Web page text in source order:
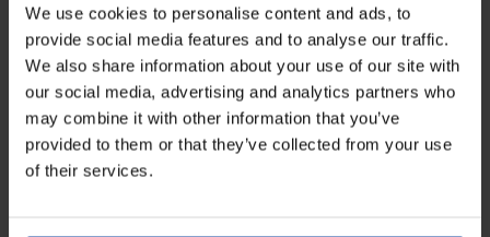
We use cookies to personalise content and ads, to
provide social media features and to analyse our traffic.
We also share information about your use of our site with
our social media, advertising and analytics partners who
may combine it with other information that you’ve
provided to them or that they’ve collected from your use
of their services.
Hauteur 17 cm
2,4 kg
Diamètre 13 cm
Dimensions socle 19 x 12 cm